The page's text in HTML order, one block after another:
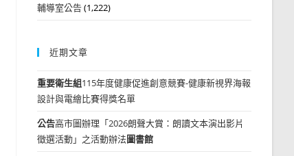
輔導室公告(1,222)
近期文章
重要衛生組115年度健康促進創意競賽-健康新視界海報
設計與電繪比賽得獎名單
公告高市圖辦理「2026朗聲大賞：朗讀文本演出影片
徵選活動」之活動辦法圖書館